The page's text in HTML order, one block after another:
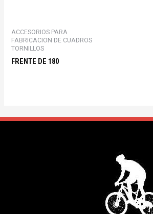
ACCESORIOS PARA
FABRICACION DE CUADROS
TORNILLOS
FRENTE DE 180